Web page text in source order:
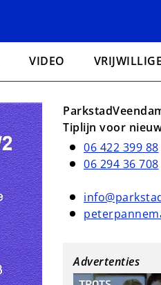
VIDEO
Tiplijn voor
06 422 399 88
06 294 36 708
Advertenties